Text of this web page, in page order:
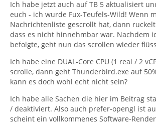
Ich habe jetzt auch auf TB 5 aktualisiert
euch - ich wurde Fux-Teufels-Wild! Wenn
Nachrichtenliste gescrollt hat, dann
dass es nicht hinnehmbar war. Nachdem
befolgte, geht nun das scrollen wieder
Ich habe eine DUAL-Core CPU (1 real / 2
scrolle, dann geht Thunderbird.exe auf
kann es doch wohl echt nicht sein?
Ich habe alle Sachen die hier im Beitrag
/ deaktiviert. Also auch prefer-opengl ist
scheint ein vollkommenes Software-